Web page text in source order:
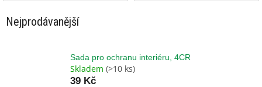
Nejprodávanější
Sada pro ochranu interiéru, 4CR
Skladem (>10 ks)
39 Kč